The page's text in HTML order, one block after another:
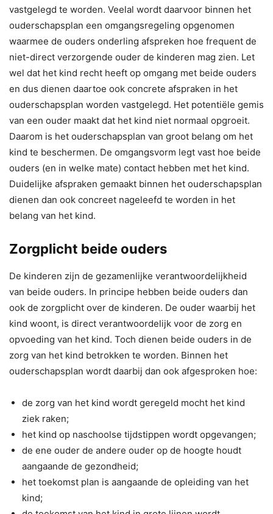
vastgelegd te worden. Veelal wordt daarvoor binnen het
ouderschapsplan een omgangsregeling opgenomen
waarmee de ouders onderling afspreken hoe frequent de
niet-direct verzorgende ouder de kinderen mag zien. Let
wel dat het kind recht heeft op omgang met beide ouders
en dus dienen daartoe ook concrete afspraken in het
ouderschapsplan worden vastgelegd. Het potentiële gemis
van een ouder maakt dat het kind niet normaal opgroeit.
Daarom is het ouderschapsplan van groot belang om het
kind te beschermen. De omgangsvorm legt vast hoe beide
ouders (en in welke mate) contact hebben met het kind.
Duidelijke afspraken gemaakt binnen het ouderschapsplan
dienen dan ook concreet nageleefd te worden in het
belang van het kind.
Zorgplicht beide ouders
De kinderen zijn de gezamenlijke verantwoordelijkheid
van beide ouders. In principe hebben beide ouders dan
ook de zorgplicht over de kinderen. De ouder waarbij het
kind woont, is direct verantwoordelijk voor de zorg en
opvoeding van het kind. Toch dienen beide ouders in de
zorg van het kind betrokken te worden. Binnen het
ouderschapsplan wordt daarbij dan ook afgesproken hoe:
de zorg van het kind wordt geregeld mocht het kind
ziek raken;
het kind op naschoolse tijdstippen wordt opgevangen;
de ene ouder de andere ouder op de hoogte houdt
aangaande de gezondheid;
het toekomst plan is aangaande de opleiding van het
kind;